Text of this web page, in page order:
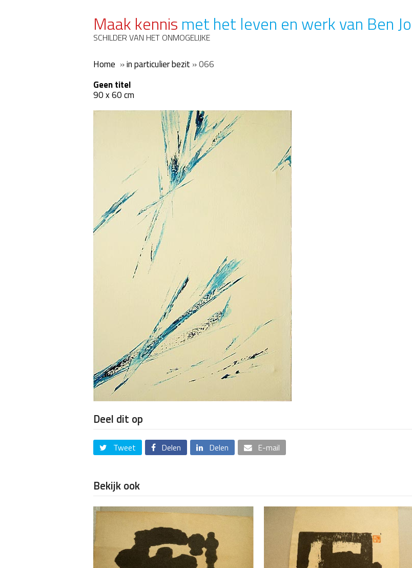
Maak kennis met het leven en werk van Ben
SCHILDER VAN HET ONMOGELIJKE
Home »in particulier bezit »066
Geen titel
90 x 60 cm
Deel dit op
Tweet Delen Delen E-mail
Bekijk ook